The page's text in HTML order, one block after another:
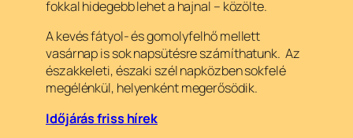
fokkal hidegebb lehet a hajnal – közölte.
A kevés fátyol- és gomolyfelhő mellett
vasárnap is sok napsütésre számíthatunk. Az
északkeleti, északi szél napközben sokfelé
megélénkül, helyenként megerősödik.
Időjárás friss hírek